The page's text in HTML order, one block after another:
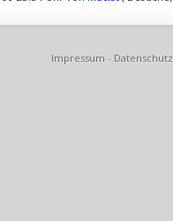
Impressum - Datenschutz